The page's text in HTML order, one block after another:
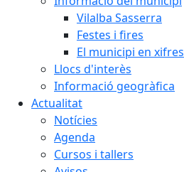
Vilalba Sasserra
Festes i fires
El municipi en xifres
Llocs d'interès
Informació geogràfica
Actualitat
Notícies
Agenda
Cursos i tallers